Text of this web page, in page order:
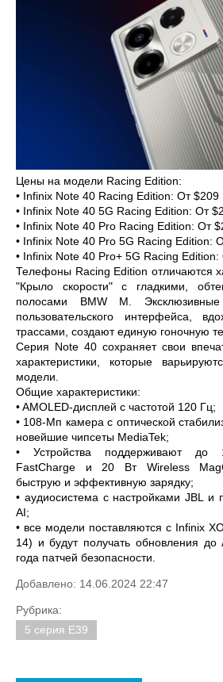
Цены на модели Racing Edition:
• Infinix Note 40 Racing Edition: От $209
• Infinix Note 40 5G Racing Edition: От
• Infinix Note 40 Pro Racing Edition: От
• Infinix Note 40 Pro 5G Racing Edition:
• Infinix Note 40 Pro+ 5G Racing
Телефоны Racing Edition отличаются
"Крыло скорости" с гладкими,
полосами BMW M.
пользовательского интерфейса,
трассами, создают единую гоночную
Серия Note 40 сохраняет свои
характеристики, которые
модели.
Общие характеристики:
•AMOLED-дисплей с частотой 120 Гц;
• 108-Мп камера с оптической
новейшие чипсеты MediaTek;
•
Устройства поддерживают
FastCharge и 20 Вт Wireless
быструю и эффективную зарядку;
• аудиосистема с настройками JBL и
AI;
• все модели поставляются с Infinix
14) и будут получать обновления
года патчей безопасности.
Добавлено: 14.06.2024 22:47
Рубрика:
5 серия E39